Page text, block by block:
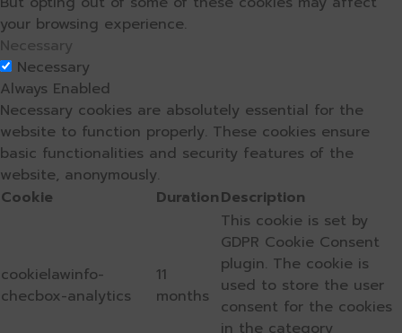
your browsing experience.
Necessary
Necessary
Always Enabled
Necessary cookies are absolutely essential for the
website to function properly. These cookies ensure
basic functionalities and security features of the
website, anonymously.
Cookie
DurationDescription
cookielawinfo-
checbox-analytics
11
months
This cookie is set by
GDPR Cookie Consent
plugin. The cookie is
used to store the user
consent for the cookies
in the category